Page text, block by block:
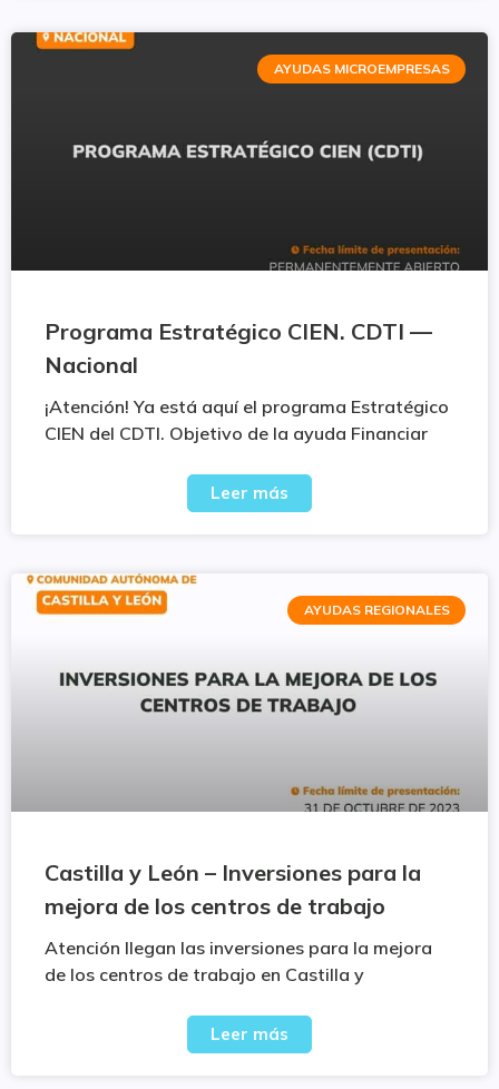
AYUDAS MICROEMPRESAS
Programa Estratégico CIEN. CDTI —
Nacional
¡Atención! Ya está aquí el programa Estratégico
CIEN del CDTI. Objetivo de la ayuda Financiar
Leer más
AYUDAS REGIONALES
Castilla y León – Inversiones para la
mejora de los centros de trabajo
Atención llegan las inversiones para la mejora
de los centros de trabajo en Castilla y
Leer más